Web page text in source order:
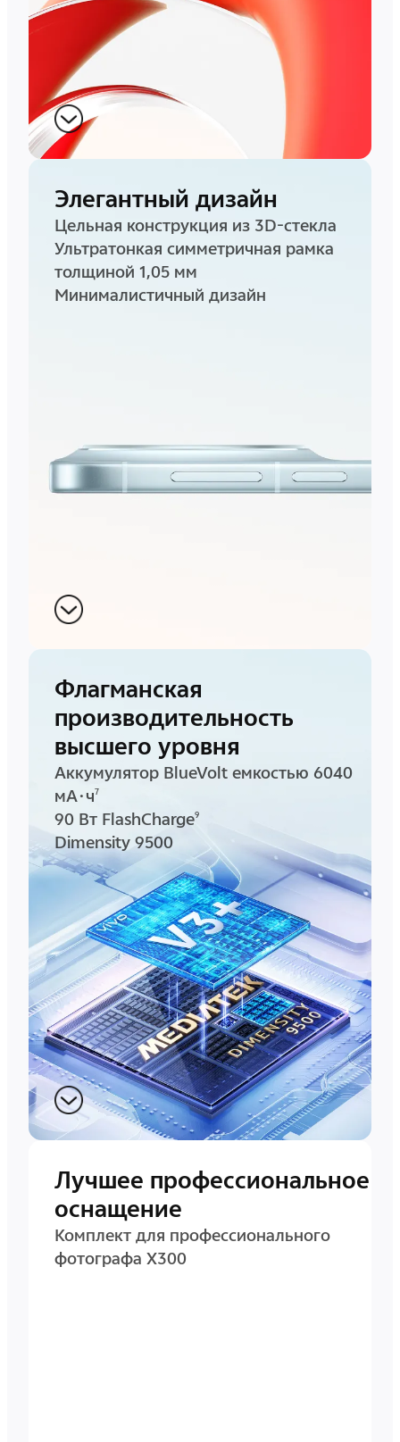
Элегантный дизайн
Цельная конструкция из 3D-стекла
Ультратонкая симметричная рамка
толщиной 1,05 мм
Минималистичный дизайн
Флагманская
производительность
высшего уровня
Аккумулятор BlueVolt емкостью 6040
мА·ч7
90 Вт FlashCharge9
Dimensity 9500
Лучшее профессиональное
оснащение
Комплект для профессионального
фотографа X300